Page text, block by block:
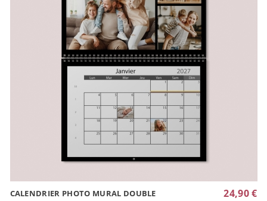
CALENDRIER PHOTO MURAL DOUBLE 24,90 €